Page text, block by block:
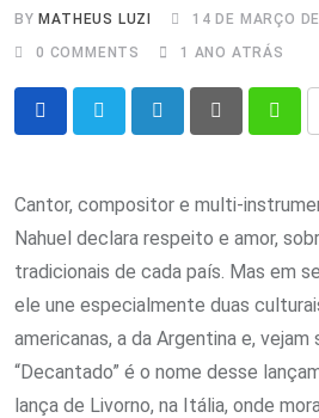
BY MATHEUS LUZI
14 DE MARÇO
0 COMMENTS 1 ANO ATRÁS
Cantor, compositor e multi-
Nahuel declara respeito e amor,
tradicionais de cada país. Mas em
ele une especialmente duas
americanas, a da Argentina e, vejam
“Decantado” é o nome desse
lança de Livorno, na Itália, onde